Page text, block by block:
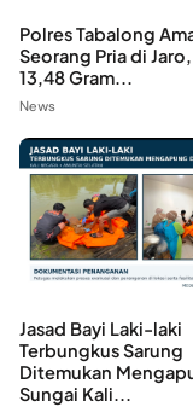
Polres Tabalong
Seorang Pria di
13,48 Gram...
News
Jasad Bayi Laki-laki
Terbungkus Sarung
Ditemukan
Sungai Kali...